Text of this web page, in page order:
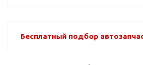
Бесплатный подбор